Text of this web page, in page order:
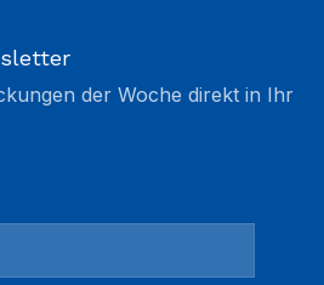
der Woche direkt in Ihr